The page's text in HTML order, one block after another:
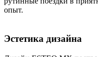
опыт.
Эстетика дизайна​